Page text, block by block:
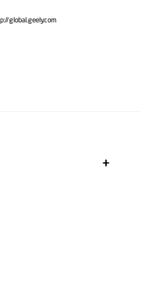
global.geely.com